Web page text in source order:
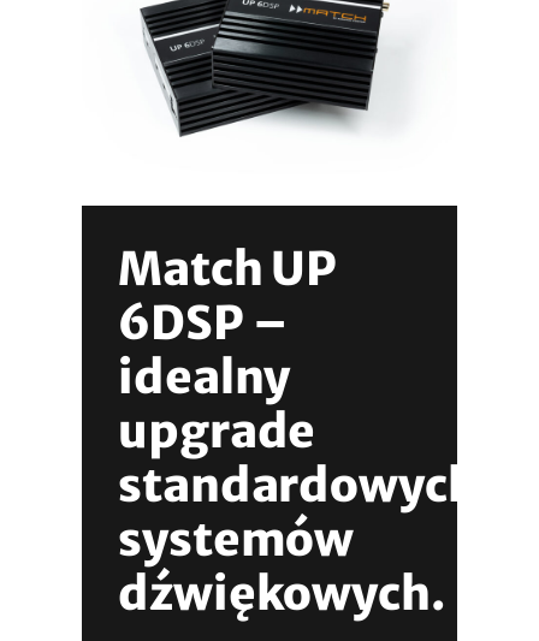
Match UP
6DSP –
idealny
upgrade
standardowych
systemów
dźwiękowych.